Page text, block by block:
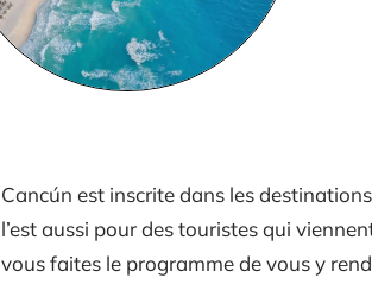
Cancún est inscrite dans les
l’est aussi pour des touristes qui
vous faites le programme de vous y